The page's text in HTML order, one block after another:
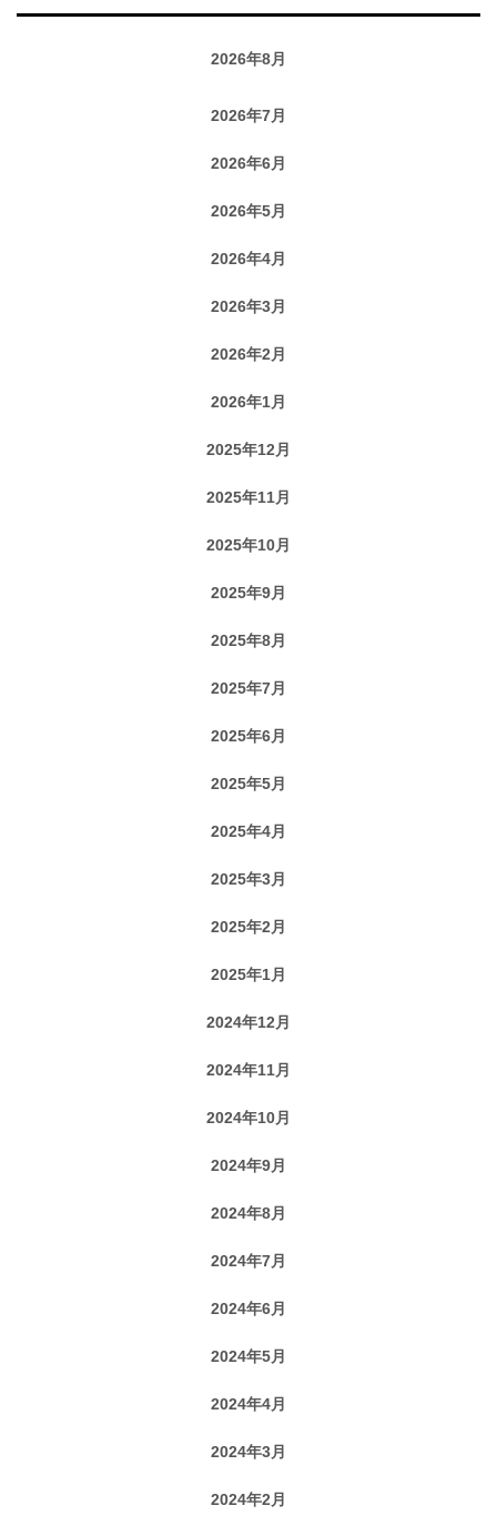
2026年8月
2026年7月
2026年6月
2026年5月
2026年4月
2026年3月
2026年2月
2026年1月
2025年12月
2025年11月
2025年10月
2025年9月
2025年8月
2025年7月
2025年6月
2025年5月
2025年4月
2025年3月
2025年2月
2025年1月
2024年12月
2024年11月
2024年10月
2024年9月
2024年8月
2024年7月
2024年6月
2024年5月
2024年4月
2024年3月
2024年2月